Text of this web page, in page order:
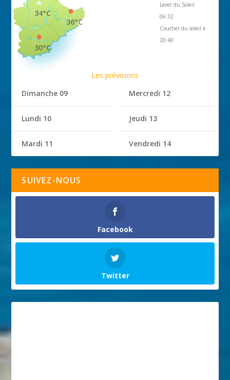
36°C
34°C
30°C
Lever du Soleil
06:32
Coucher du soleil à
20:40
Les prévisions
Dimanche 09
Lundi 10
Mardi 11
Mercredi 12
Jeudi 13
Vendredi 14
SUIVEZ-NOUS
Facebook
Twitter